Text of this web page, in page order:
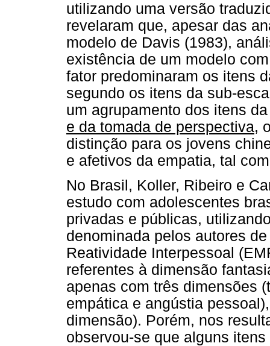
utilizando uma versão
revelaram que, apesar das
modelo de Davis (1983),
existência de um modelo
fator predominaram os itens
segundo os itens da sub-
um agrupamento dos itens
e da tomada de perspectiva,
distinção para os jovens
e afetivos da empatia, tal
No Brasil, Koller, Ribeiro e
estudo com adolescentes
privadas e públicas,
denominada pelos autores
Reatividade Interpessoal
referentes à dimensão
apenas com três dimensões
empática e angústia
dimensão). Porém, nos
observou-se que alguns